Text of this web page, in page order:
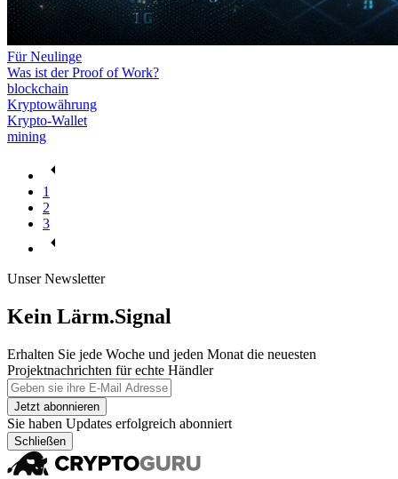
Für Neulinge
Was ist der Proof of Work?
blockchain
Kryptowährung
Krypto-Wallet
mining
1
2
3
Unser Newsletter
Kein Lärm.Signal
Erhalten Sie jede Woche und jeden Monat die neuesten
Projektnachrichten für echte Händler
Jetzt abonnieren
Sie haben Updates erfolgreich abonniert
Schließen